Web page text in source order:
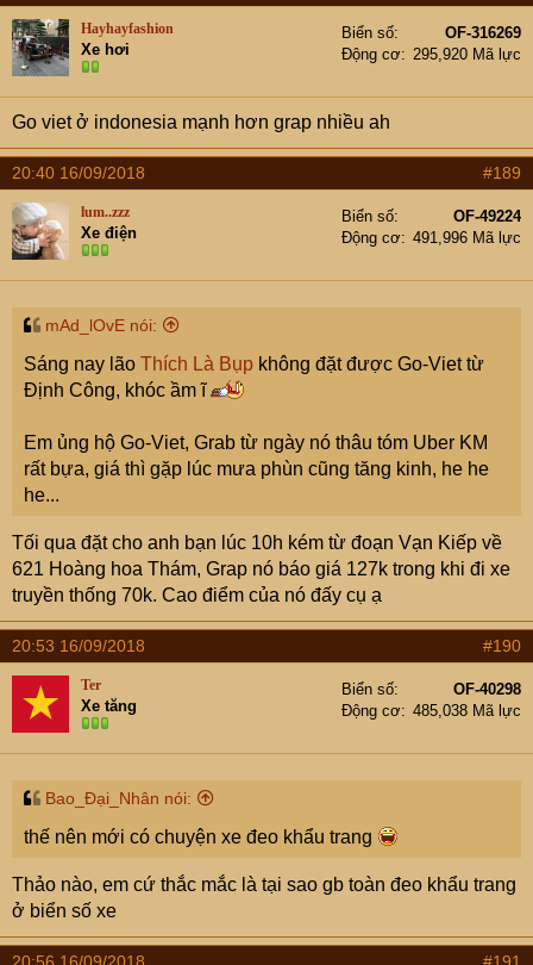
Hayhayfashion
Xe hơi
Biển số
OF-316269
Động cơ
295,920 Mã lực
Go viet ở indonesia mạnh hơn grap nhiều ah
20:40 16/09/2018 #189
lum..zzz
Xe điện
Biển số
OF-49224
Động cơ
491,996 Mã lực
mAd_lOvE nói:
Sáng nay lão Thích Là Bụp không đặt được Go-Viet từ
Định Công, khóc ầm ĩ
Em ủng hộ Go-Viet, Grab từ ngày nó thâu tóm Uber KM
rất bựa, giá thì gặp lúc mưa phùn cũng tăng kinh, he he
he...
Tối qua đặt cho anh bạn lúc 10h kém từ đoạn Vạn Kiếp về
621 Hoàng hoa Thám, Grap nó báo giá 127k trong khi đi xe
truyền thống 70k. Cao điểm của nó đấy cụ ạ
20:53 16/09/2018 #190
Ter
Xe tăng
Biển số
OF-40298
Động cơ
485,038 Mã lực
Bao_Đại_Nhân nói:
thế nên mới có chuyện xe đeo khẩu trang
Thảo nào, em cứ thắc mắc là tại sao gb toàn đeo khẩu trang
ở biển số xe